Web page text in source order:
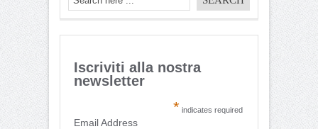
Iscriviti alla nostra
newsletter
* indicates required
Email Address